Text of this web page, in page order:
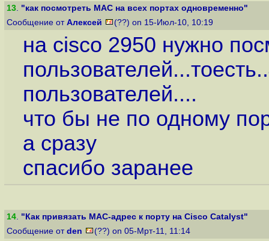
13. "как посмотреть MAC на всех портах одновременно"
Сообщение от Алексей (??) on 15-Июл-10, 10:19
на cisco 2950 нужно
пользователей....
что бы не по одному
а сразу
спасибо заранее
14. "Как привязать MAC-адрес к порту на Cisco Catalyst"
Сообщение от den (??) on 05-Мрт-11, 11:14